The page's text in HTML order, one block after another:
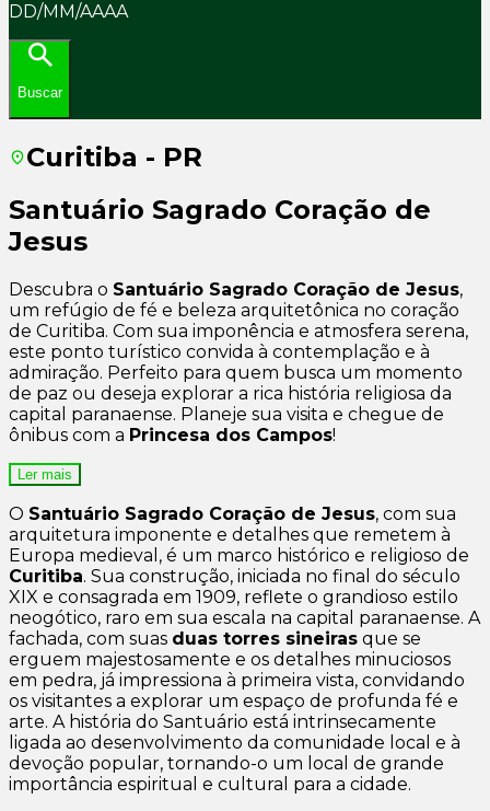
DD/MM/AAAA
Buscar
Curitiba - PR
Santuário Sagrado Coração de
Jesus
Descubra o Santuário Sagrado Coração de Jesus,
um refúgio de fé e beleza arquitetônica no coração
de Curitiba. Com sua imponência e atmosfera serena,
este ponto turístico convida à contemplação e à
admiração. Perfeito para quem busca um momento
de paz ou deseja explorar a rica história religiosa da
capital paranaense. Planeje sua visita e chegue de
ônibus com a Princesa dos Campos!
Ler mais
O Santuário Sagrado Coração de Jesus, com sua
arquitetura imponente e detalhes que remetem à
Europa medieval, é um marco histórico e religioso de
Curitiba. Sua construção, iniciada no final do século
XIX e consagrada em 1909, reflete o grandioso estilo
neogótico, raro em sua escala na capital paranaense. A
fachada, com suas duas torres sineiras que se
erguem majestosamente e os detalhes minuciosos
em pedra, já impressiona à primeira vista, convidando
os visitantes a explorar um espaço de profunda fé e
arte. A história do Santuário está intrinsecamente
ligada ao desenvolvimento da comunidade local e à
devoção popular, tornando-o um local de grande
importância espiritual e cultural para a cidade.